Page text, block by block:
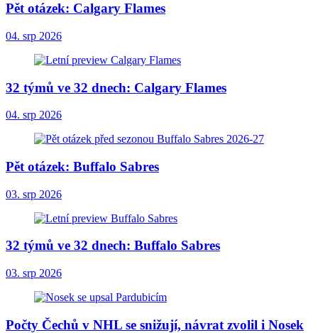
Pět otázek: Calgary Flames
04. srp 2026
32 týmů ve 32 dnech: Calgary Flames
04. srp 2026
Pět otázek: Buffalo Sabres
03. srp 2026
32 týmů ve 32 dnech: Buffalo Sabres
03. srp 2026
Počty Čechů v NHL se snižují, návrat zvolil i Nosek